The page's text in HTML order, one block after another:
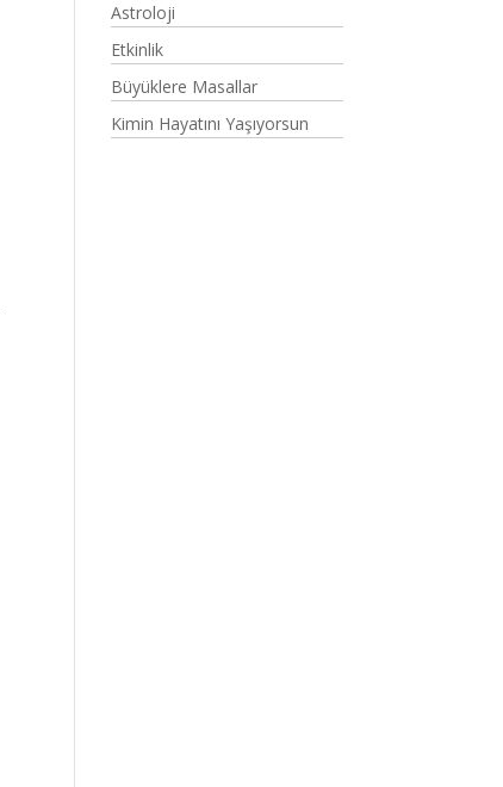
Astroloji
Etkinlik
Büyüklere Masallar
Kimin Hayatını Yaşıyorsun